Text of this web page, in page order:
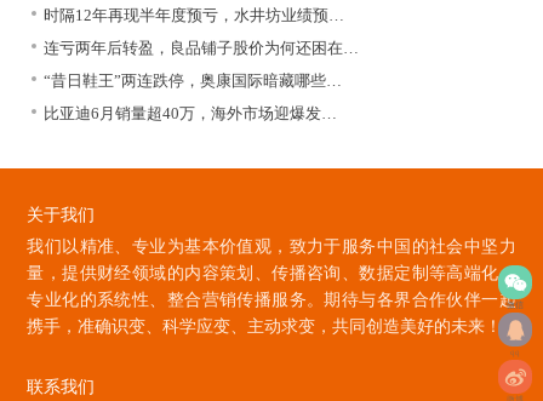
微信
qq
时隔12年再现半年度预亏，水井坊业绩预…
连亏两年后转盈，良品铺子股价为何还困在…
“昔日鞋王”两连跌停，奥康国际暗藏哪些…
比亚迪6月销量超40万，海外市场迎爆发…
关于我们
我们以精准、专业为基本价值观，致力于服务中国的社会中坚力
量，提供财经领域的内容策划、传播咨询、数据定制等高端化、
专业化的系统性、整合营销传播服务。期待与各界合作伙伴一起
携手，准确识变、科学应变、主动求变，共同创造美好的未来！
联系我们